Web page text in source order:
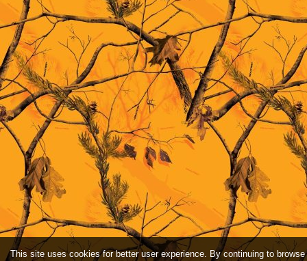
This site uses cookies for better user experience. By continuing to